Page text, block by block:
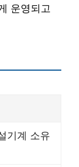
운영되고
기계 소유